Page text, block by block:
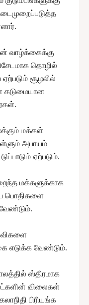
வாழ்க்கைக்கு
தொழில்
சூழலில்
கடுமையான
மக்கள்
அபாயம்
ஏற்படும்.
மக்களுக்காக
பொதிகளை
எடுக்க வேண்டும்.
ஸ்திரமாக
விலைகள்
பிரியங்க